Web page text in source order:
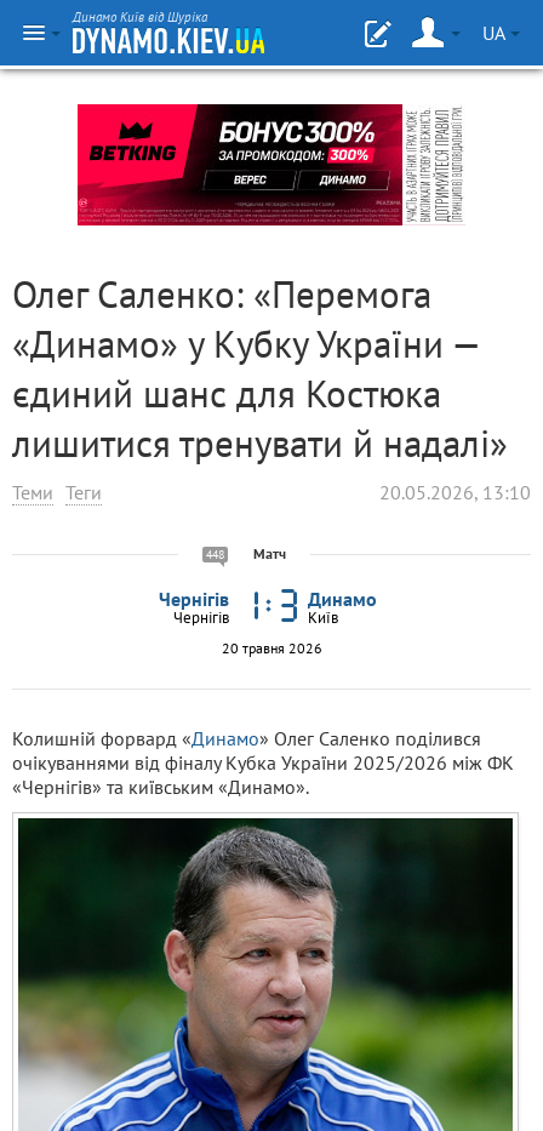
Динамо Київ від Шуріка
UA
Олег Саленко: «Перемога
«Динамо» у Кубку України —
єдиний шанс для Костюка
лишитися тренувати й надалі»
Теми Теги 20.05.2026, 13:10
448 Матч
Чернігів
Чернігів
Динамо
Київ
20 травня 2026
Колишній форвард «Динамо» Олег Саленко поділився
очікуваннями від фіналу Кубка України 2025/2026 між ФК
«Чернігів» та київським «Динамо».